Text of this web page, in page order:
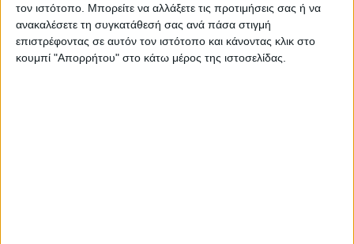
τον ιστότοπο. Μπορείτε να αλλάξετε τις προτιμήσεις σας ή να
ανακαλέσετε τη συγκατάθεσή σας ανά πάσα στιγμή
επιστρέφοντας σε αυτόν τον ιστότοπο και κάνοντας κλικ στο
κουμπί "Απορρήτου" στο κάτω μέρος της ιστοσελίδας.
Μάχη της Κρήτης | Το πριν και το
μετά – Οι διαχρονικοί συμβολισμοί
ΡΕΠΟΡΤΑΖ